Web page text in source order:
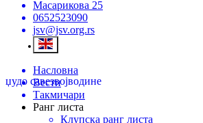
Масарикова 25
0652523090
jsv@jsv.org.rs
џудо савезвојводине
Насловна
Вести
Такмичари
Ранг листа
Клупска ранг листа